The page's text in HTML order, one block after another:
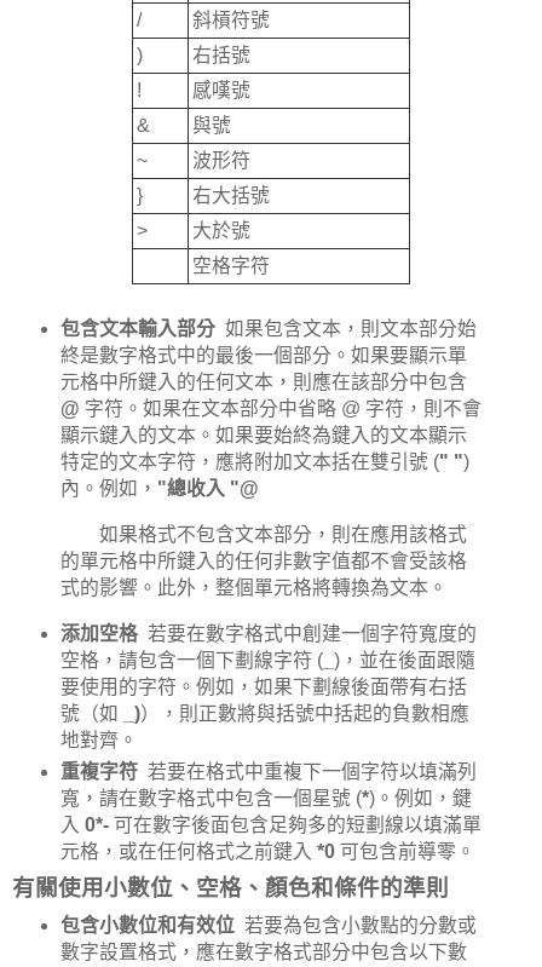
/
斜槓符號
)
右括號
!
感嘆號
&
與號
~
波形符
}
右大括號
>
大於號
空格字符
包含文本輸入部分如果包含文本，則文本部分始
終是數字格式中的最後一個部分。如果要顯示單
元格中所鍵入的任何文本，則應在該部分中包含
@ 字符。如果在文本部分中省略 @ 字符，則不會
顯示鍵入的文本。如果要始終為鍵入的文本顯示
特定的文本字符，應將附加文本括在雙引號 (" ")
內。例如， "總收入 "@
如果格式不包含文本部分，則在應用該格式
的單元格中所鍵入的任何非數字值都不會受該格
式的影響。此外，整個單元格將轉換為文本。
添加空格若要在數字格式中創建一個字符寬度的
空格，請包含一個下劃線字符 (_ )，並在後面跟隨
要使用的字符。例如，如果下劃線後面帶有右括
號（如
_)），則正數將與括號中括起的負數相應
地對齊。
重複字符若要在格式中重複下一個字符以填滿列
寬，請在數字格式中包含一個星號 (*)。例如，鍵
入 0*-可在數字後面包含足夠多的短劃線以填滿單
元格，或在任何格式之前鍵入 *0可包含前導零。
有關使用小數位、空格、顏色和條件的準則
包含小數位和有效位 若要為包含小數點的分數或
數字設置格式，應在數字格式部分中包含以下數